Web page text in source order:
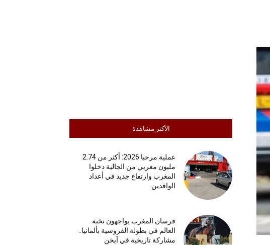
الأكثر مشاهدة
عملية مرحبا 2026: أكثر من 2.74
مليون مغربي من الجالية دخلوا
المغرب وارتفاع جديد في أعداد
الوافدين
فرسان المغرب يواجهون نخبة
العالم في بطولة الفروسية بألمانيا..
مشاركة تاريخية في آيخن